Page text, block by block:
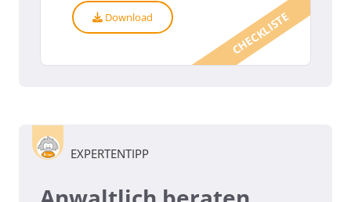
CHECKLISTE
Download
EXPERTENTIPP